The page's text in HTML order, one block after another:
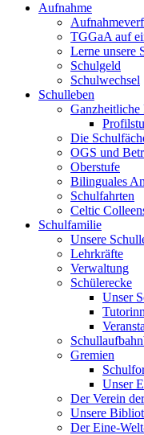
Aufnahme
TGGaA auf
Lerne unsere
Schulgeld
Schulwechsel
Schulleben
Ganzheitliche
Die
OGS und
Oberstufe
Bilinguales
Schulfahrten
Celtic
Schulfamilie
Unsere
Lehrkräfte
Verwaltung
Schülerecke
Unser
Gremien
Unser
Der Verein
Unsere
Der Eine-